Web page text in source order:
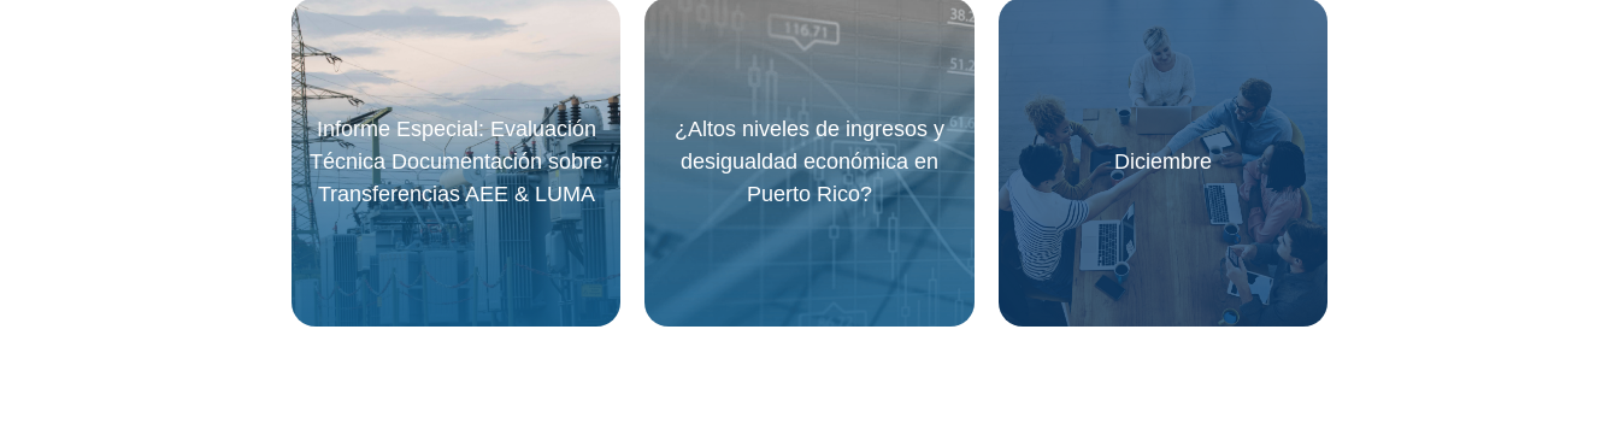
Informe Especial: Evaluación
Técnica Documentación sobre
Transferencias AEE & LUMA
¿Altos niveles de ingresos y
desigualdad económica en
Puerto Rico?
Diciembre